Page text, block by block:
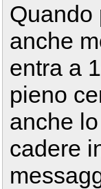
Quando
anche
entra a
pieno
anche
cadere